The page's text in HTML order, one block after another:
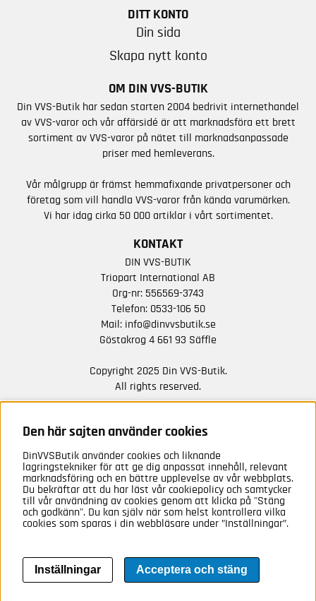
DITT KONTO
Din sida
Skapa nytt konto
OM DIN VVS-BUTIK
Din VVS-Butik har sedan starten 2004 bedrivit internethandel
av VVS-varor och vår affärsidé är att marknadsföra ett brett
sortiment av VVS-varor på nätet till marknadsanpassade
priser med hemleverans.
Vår målgrupp är främst hemmafixande privatpersoner och
företag som vill handla VVS-varor från kända varumärken.
Vi har idag cirka 50 000 artiklar i vårt sortimentet.
KONTAKT
DIN VVS-BUTIK
Triopart International AB
Org-nr: 556569-3743
Telefon: 0533-106 50
Mail: info@dinvvsbutik.se
Göstakrog 4 661 93 Säffle
Copyright 2025 Din VVS-Butik.
All rights reserved.
NYHETER FRÅN OSS
Anmäl mig
Den här sajten använder cookies
DinVVSButik använder cookies och liknande
lagringstekniker för att ge dig anpassat innehåll, relevant
marknadsföring och en bättre upplevelse av vår webbplats.
Du bekräftar att du har läst vår cookiepolicy och samtycker
till vår användning av cookies genom att klicka på "Stäng
och godkänn". Du kan själv när som helst kontrollera vilka
cookies som sparas i din webbläsare under ”Inställningar”.
Inställningar Acceptera och stäng